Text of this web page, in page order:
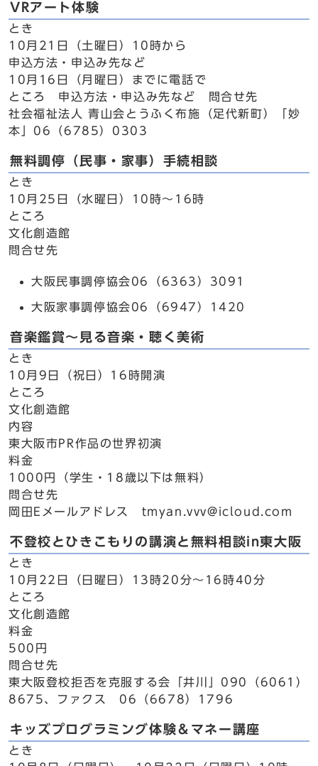
VRアート体験
とき
10月21日（土曜日）10時から
申込方法・申込み先など
10月16日（月曜日）までに電話で
ところ 申込方法・申込み先など 問合せ先
社会福祉法人 青山会とうふく布施（足代新町）「妙
本」06（6785）0303
無料調停（民事・家事）手続相談
とき
10月25日（水曜日）10時～16時
ところ
文化創造館
問合せ先
大阪民事調停協会06（6363）3091
大阪家事調停協会06（6947）1420
音楽鑑賞～見る音楽・聴く美術
とき
10月9日（祝日）16時開演
ところ
文化創造館
内容
東大阪市PR作品の世界初演
料金
1000円（学生・18歳以下は無料）
問合せ先
岡田Eメールアドレス tmyan.vvv@icloud.com
不登校とひきこもりの講演と無料相談in東大阪
とき
10月22日（日曜日）13時20分～16時40分
ところ
文化創造館
料金
500円
問合せ先
東大阪登校拒否を克服する会「井川」090（6061）
8675、ファクス 06（6678）1796
キッズプログラミング体験＆マネー講座
とき